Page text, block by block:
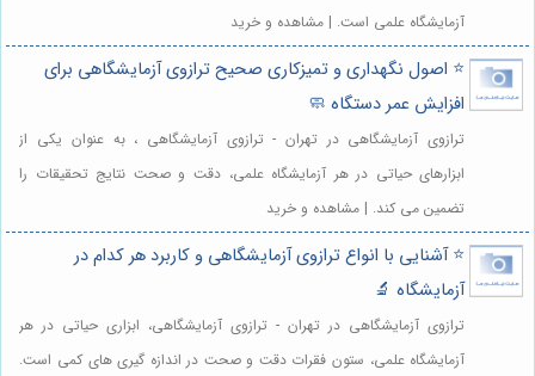
آزمایشگاه علمی است. | مشاهده و خرید
⭐️ اصول نگهداری و تمیزکاری صحیح ترازوی آزمایشگاهی برای
افزایش عمر دستگاه 🧼
ترازوی آزمایشگاهی در تهران - ترازوی آزمایشگاهی ، به عنوان یکی از
ابزارهای حیاتی در هر آزمایشگاه علمی، دقت و صحت نتایج تحقیقات را
تضمین می کند. | مشاهده و خرید
⭐️ آشنایی با انواع ترازوی آزمایشگاهی و کاربرد هر کدام در
آزمایشگاه 🔬
ترازوی آزمایشگاهی در تهران - ترازوی آزمایشگاهی، ابزاری حیاتی در هر
آزمایشگاه علمی، ستون فقرات دقت و صحت در اندازه گیری های کمی است.